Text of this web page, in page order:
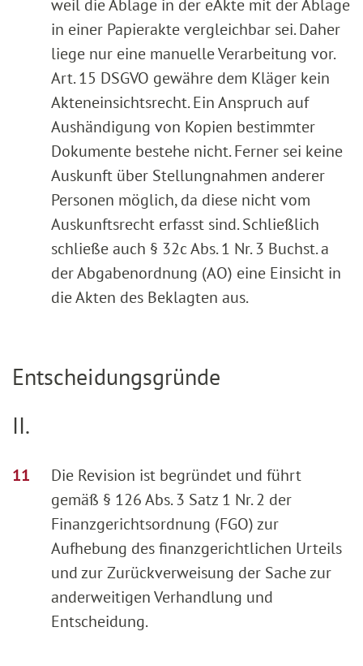
weil die Ablage in der eAkte mit der Ablage
in einer Papierakte vergleichbar sei. Daher
liege nur eine manuelle Verarbeitung vor.
Art. 15 DSGVO gewähre dem Kläger kein
Akteneinsichtsrecht. Ein Anspruch auf
Aushändigung von Kopien bestimmter
Dokumente bestehe nicht. Ferner sei keine
Auskunft über Stellungnahmen anderer
Personen möglich, da diese nicht vom
Auskunftsrecht erfasst sind. Schließlich
schließe auch § 32c Abs. 1 Nr. 3 Buchst. a
der Abgabenordnung (AO) eine Einsicht in
die Akten des Beklagten aus.
Entscheidungsgründe
II.
Die Revision ist begründet und führt
gemäß § 126 Abs. 3 Satz 1 Nr. 2 der
Finanzgerichtsordnung (FGO) zur
Aufhebung des finanzgerichtlichen Urteils
und zur Zurückverweisung der Sache zur
anderweitigen Verhandlung und
Entscheidung.